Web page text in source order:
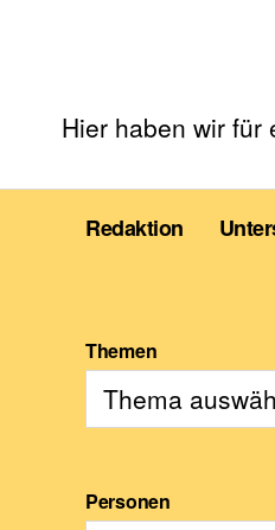
Hier haben wir für
Redaktion
Themen
Personen